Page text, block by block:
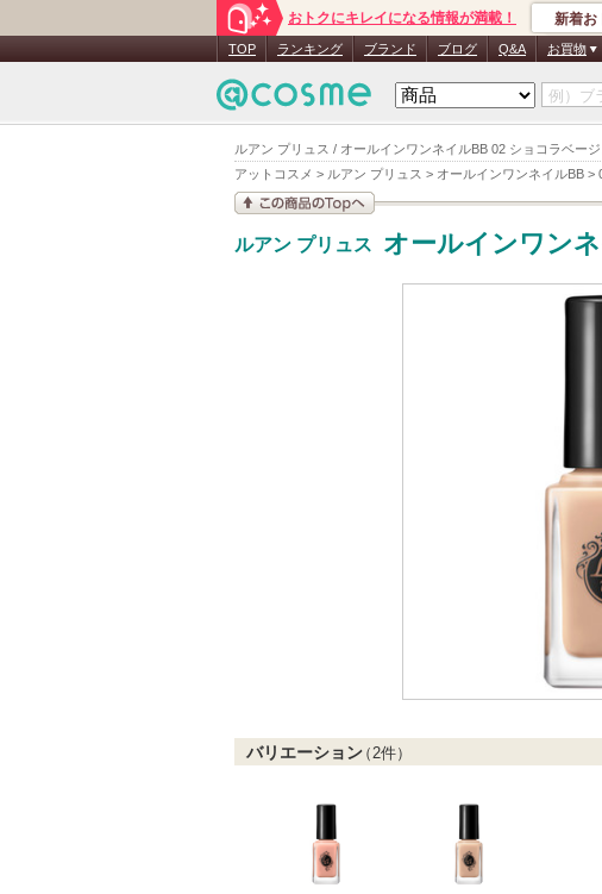
ルアン プリュス / オールインワンネイルBB 02 ショコラベー
アットコスメ > ルアン プリュス > オールインワンネイルBB >
おトクにキレイになる情報が満載！ 新着お
TOP ランキング ブランド ブログ Q&A お買物
ルアン プリュス オールインワン
バリエーション（2件）